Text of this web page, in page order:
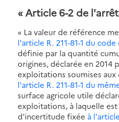
« Article 6-2 de
« La valeur de référence
l'article R. 211-81-1 du
définie par la quantité
origines, déclarée en 2014
exploitations soumises
l'article R. 211-81-1 du
surface agricole utile
exploitations, à laquelle
d'incertitude fixée à